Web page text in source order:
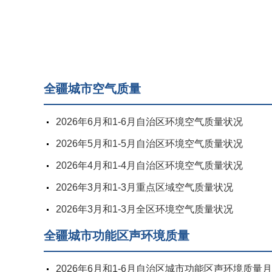
全疆城市空气质量
2026年6月和1-6月自治区环境空气质量状况
2026年5月和1-5月自治区环境空气质量状况
2026年4月和1-4月自治区环境空气质量状况
2026年3月和1-3月重点区域空气质量状况
2026年3月和1-3月全区环境空气质量状况
全疆城市功能区声环境质量
2026年6月和1-6月自治区城市功能区声环境质量